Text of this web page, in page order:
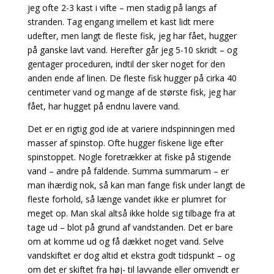
jeg ofte 2-3 kast i vifte – men stadig på langs af
stranden. Tag engang imellem et kast lidt mere
udefter, men langt de fleste fisk, jeg har fået, hugger
på ganske lavt vand. Herefter går jeg 5-10 skridt – og
gentager proceduren, indtil der sker noget for den
anden ende af linen. De fleste fisk hugger på cirka 40
centimeter vand og mange af de største fisk, jeg har
fået, har hugget på endnu lavere vand.
Det er en rigtig god ide at variere indspinningen med
masser af spinstop. Ofte hugger fiskene lige efter
spinstoppet. Nogle foretrækker at fiske på stigende
vand – andre på faldende. Summa summarum – er
man ihærdig nok, så kan man fange fisk under langt de
fleste forhold, så længe vandet ikke er plumret for
meget op. Man skal altså ikke holde sig tilbage fra at
tage ud – blot på grund af vandstanden. Det er bare
om at komme ud og få dækket noget vand. Selve
vandskiftet er dog altid et ekstra godt tidspunkt – og
om det er skiftet fra høj- til lavvande eller omvendt er